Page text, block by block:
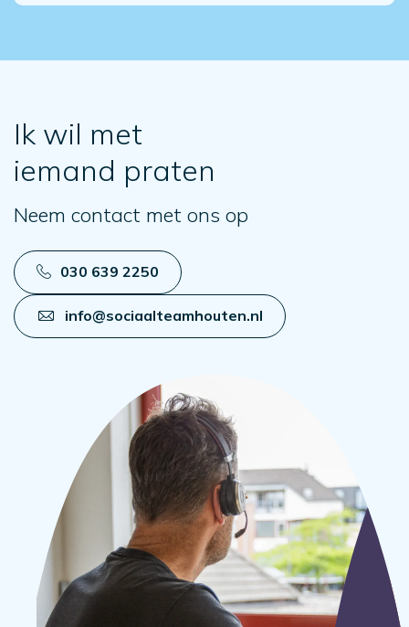
Ik wil met
iemand praten
Neem contact met ons op
030 639 2250
info@sociaalteamhouten.nl